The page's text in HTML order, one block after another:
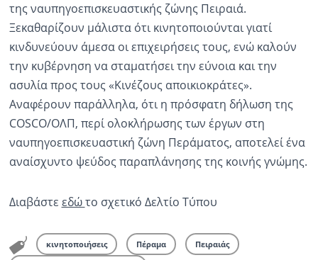
Αθλητικά
Κόσμος
Ραδιόφωνο LIVE
Εκπομπές
Πολιτισμός
της ναυπηγοεπισκευαστικής ζώνης Πειραιά.
Ξεκαθαρίζουν μάλιστα ότι κινητοποιούνται γιατί
κινδυνεύουν άμεσα οι επιχειρήσεις τους, ενώ καλούν
την κυβέρνηση να σταματήσει την εύνοια και την
ασυλία προς τους «Κινέζους αποικιοκράτες».
Αναφέρουν παράλληλα, ότι η πρόσφατη δήλωση της
COSCO/ΟΛΠ, περί ολοκλήρωσης των έργων στη
ναυπηγοεπισκευαστική ζώνη Περάματος, αποτελεί ένα
αναίσχυντο ψεύδος παραπλάνησης της κοινής γνώμης.
Διαβάστε εδώτο σχετικό Δελτίο Τύπου
κινητοποιήσεις Πέραμα Πειραιάς